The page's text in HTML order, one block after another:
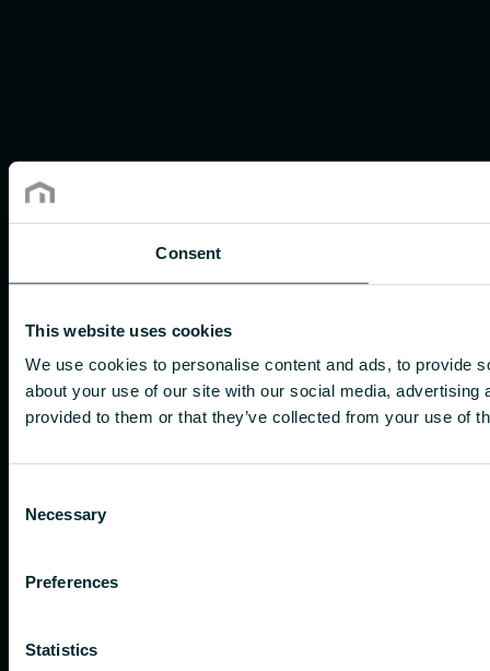
Consent
This website uses cookies
We use cookies to personalise content and ads, to provide
about your use of our site with our social media,
provided to them or that they’ve collected from your use of
Selection
Necessary
Preferences
Statistics